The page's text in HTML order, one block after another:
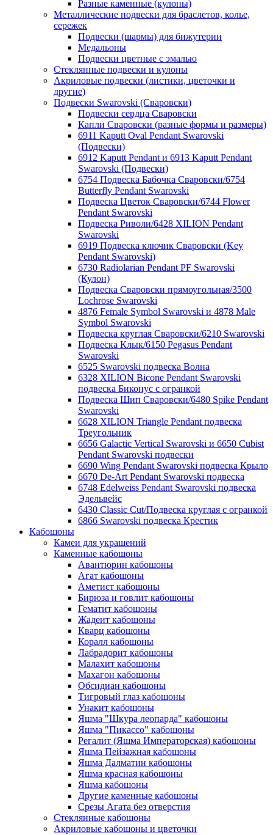
Разные каменные (кулоны)
Металлические подвески для браслетов, колье,
сережек
Подвески (шармы) для бижутерии
Медальоны
Подвески цветные с эмалью
Стеклянные подвески и кулоны
Акриловые подвески (листики, цветочки и
другие)
Подвески Swarovski (Сваровски)
Подвески сердца Сваровски
Капли Сваровски (разные формы и размеры)
6911 Kaputt Oval Pendant Swarovski
(Подвески)
6912 Kaputt Pendant и 6913 Kaputt Pendant
Swarovski (Подвески)
6754 Подвеска Бабочка Сваровски/6754
Butterfly Pendant Swarovski
Подвеска Цветок Сваровски/6744 Flower
Pendant Swarovski
Подвеска Риволи/6428 XILION Pendant
Swarovski
6919 Подвеска ключик Сваровски (Key
Pendant Swarovski)
6730 Radiolarian Pendant PF Swarovski
(Кулон)
Подвеска Сваровски прямоугольная/3500
Lochrose Swarovski
4876 Female Symbol Swarovski и 4878 Male
Symbol Swarovski
Подвеска круглая Сваровски/6210 Swarovski
Подвеска Клык/6150 Pegasus Pendant
Swarovski
6525 Swarovski подвеска Волна
6328 XILION Bicone Pendant Swarovski
подвеска Биконус c огранкой
Подвеска Шип Сваровски/6480 Spike Pendant
Swarovski
6628 XILION Triangle Pendant подвеска
Треугольник
6656 Galactic Vertical Swarovski и 6650 Cubist
Pendant Swarovski подвески
6690 Wing Pendant Swarovski подвеска Крыло
6670 De-Art Pendant Swarovski подвеска
6748 Edelweiss Pendant Swarovski подвеска
Эдельвейс
6430 Classic Cut/Подвеска круглая с огранкой
6866 Swarovski подвеска Крестик
Кабошоны
Камеи для украшений
Каменные кабошоны
Авантюрин кабошоны
Агат кабошоны
Аметист кабошоны
Бирюза и говлит кабошоны
Гематит кабошоны
Жадеит кабошоны
Кварц кабошоны
Коралл кабошоны
Лабрадорит кабошоны
Малахит кабошоны
Махагон кабошоны
Обсидиан кабошоны
Тигровый глаз кабошоны
Унакит кабошоны
Яшма "Шкура леопарда" кабошоны
Яшма "Пикассо" кабошоны
Регалит (Яшма Императорская) кабошоны
Яшма Пейзажная кабошоны
Яшма Далматин кабошоны
Яшма красная кабошоны
Яшма кабошоны
Другие каменные кабошоны
Срезы Агата без отверстия
Стеклянные кабошоны
Акриловые кабошоны и цветочки